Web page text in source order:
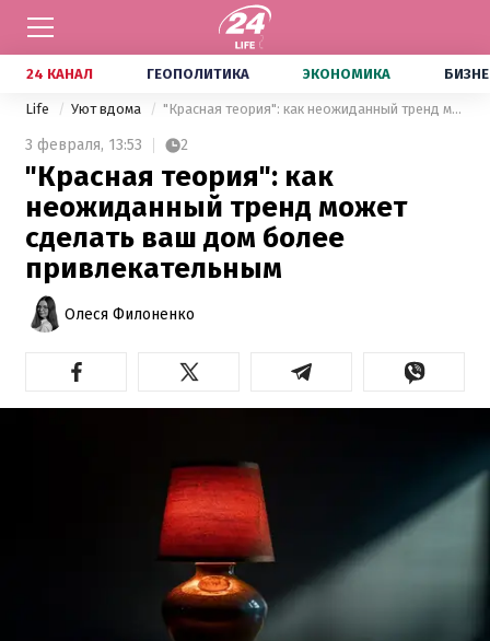
24 КАНАЛ ГЕОПОЛИТИКА ЭКОНОМИКА
Life Уют вдома "Красная теория": как неожиданный тренд может сделать ваш дом более привлекательным
3 февраля, 13:53 2
"Красная теория": как
неожиданный тренд может
сделать ваш дом более
привлекательным
Олеся Филоненко